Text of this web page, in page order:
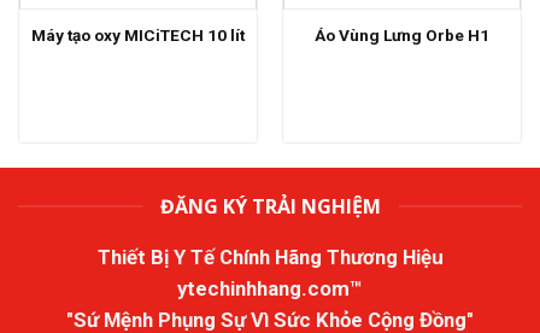
Máy tạo oxy MICiTECH 10 lít Áo Vùng Lưng Orbe H1
ĐĂNG KÝ TRẢI NGHIỆM
Thiết Bị Y Tế Chính Hãng Thương Hiệu
ytechinhhang.com™
"Sứ Mệnh Phụng Sự Vì Sức Khỏe Cộng Đồng"